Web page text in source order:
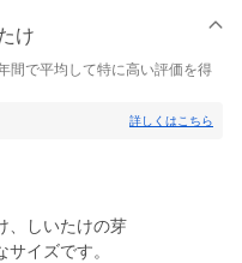
け
間で平均して特に高い評価を得
詳しくはこちら
、しいたけの芽
イズです。